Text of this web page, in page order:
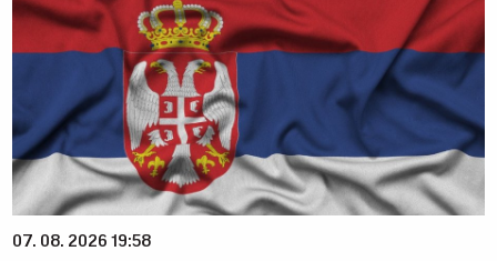
07. 08. 2026 19:58